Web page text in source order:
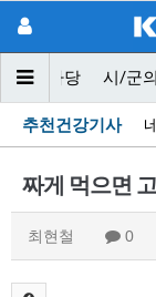
닥터마당 시/군
추천건강기사
짜게 먹으면
최현철 0